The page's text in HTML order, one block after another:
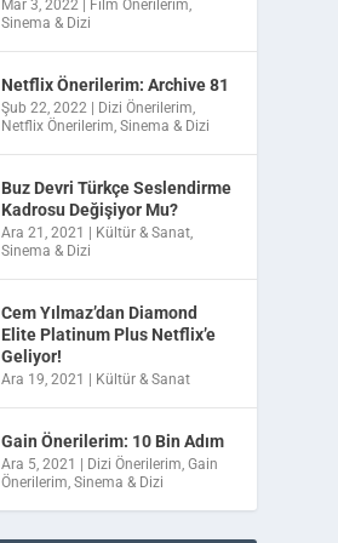
Mar 3, 2022 Film Önerilerim,
Sinema & Dizi
Netflix Önerilerim: Archive 81
Şub 22, 2022 Dizi Önerilerim,
Netflix Önerilerim,Sinema & Dizi
Buz Devri Türkçe Seslendirme
Kadrosu Değişiyor Mu?
Ara 21, 2021 Kültür & Sanat,
Sinema & Dizi
Cem Yılmaz’dan Diamond
Elite Platinum Plus Netflix’e
Geliyor!
Ara 19, 2021 Kültür & Sanat
Gain Önerilerim: 10 Bin Adım
Ara 5, 2021 Dizi Önerilerim,Gain
Önerilerim,Sinema & Dizi